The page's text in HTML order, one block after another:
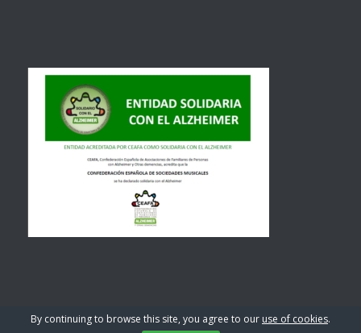
By continuing to browse this site, you agree to our use of cookies.